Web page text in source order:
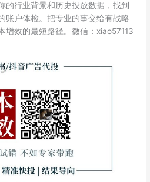
的行业背景和历史投放数据，找到
账户体检。把专业的事交给有战略
增效的最短路径。微信：xiao57113